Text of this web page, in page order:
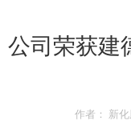
公司荣获建
作者： 新